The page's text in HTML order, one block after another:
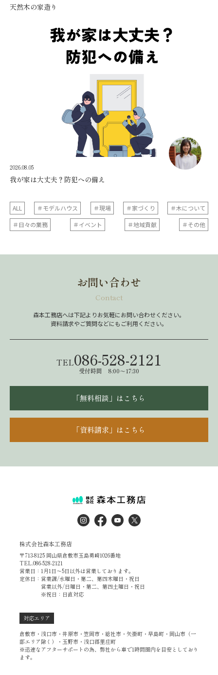
天然木の家造り
2026.08.05
我が家は大丈夫？防犯への備え
ALL ＃モデルハウス ＃現場 ＃家づくり
＃木について
＃日々の業務
＃イベント ＃地域貢献 ＃その他
お問い合わせ
Contact
森本工務店へは下記よりお気軽にお問い合わせください。
資料請求やご質問などにもご利用ください。
TEL086-528-2121
受付時間 8:00～17:30
「無料相談」はこちら
「資料請求」はこちら
株式会社森本工務店
〒713-8125 岡山県倉敷市玉島勇崎1026番地
TEL.086-528-2121
営業日：1月1日～5日以外は営業しております。
定休日：営業課/水曜日・第二、第四木曜日・祝日
営業以外/日曜日・第二、第四土曜日・祝日
※祝日：日直対応
対応エリア
倉敷市・浅口市・井原市・笠岡市・総社市・矢掛町・早島町・岡山市（一
部エリア除く）・玉野市・浅口郡里庄町
※迅速なアフターサポートの為、弊社から車で1時間圏内を目安としており
ます。